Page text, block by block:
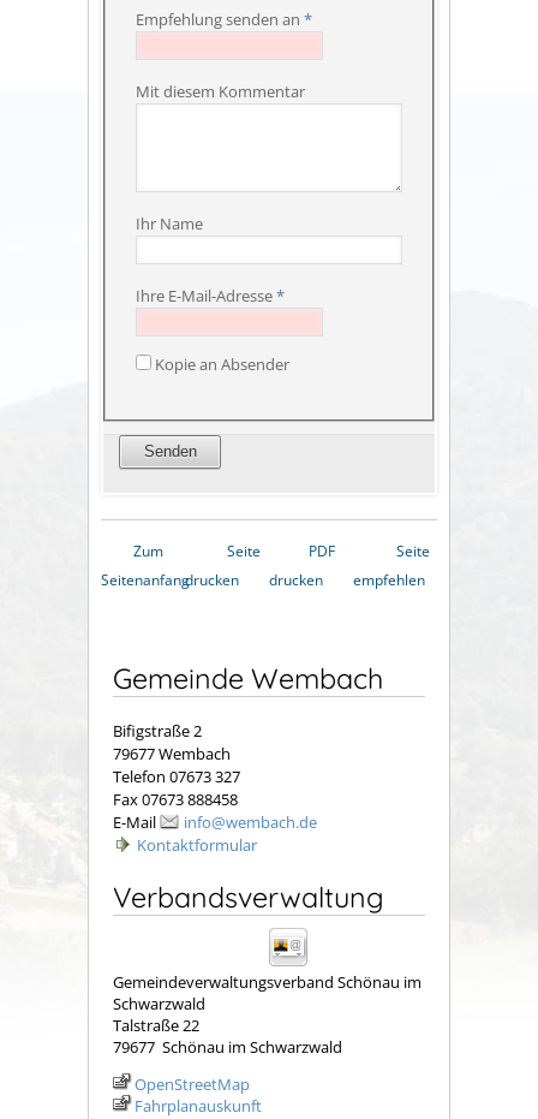
Empfehlung senden an *
Mit diesem Kommentar
Ihr Name
Ihre E-Mail-Adresse*
Kopie an Absender
Zum
Seitenanfang
Seite
drucken
PDF
drucken
Seite
empfehlen
Gemeinde Wembach
Bifigstraße 2
79677 Wembach
Telefon 07673 327
Fax 07673 888458
E-Mail
info@wembach.de
Kontaktformular
Verbandsverwaltung
Gemeindeverwaltungsverband Schönau im
Schwarzwald
Talstraße 22
79677 Schönau im Schwarzwald
OpenStreetMap
Fahrplanauskunft